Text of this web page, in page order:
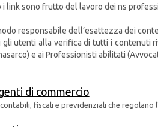
link sono frutto del lavoro dei ns
responsabile dell’esattezza dei
utenti alla verifica di tutti i contenuti
e ai Professionisti abilitati
di commercio
fiscali e previdenziali che